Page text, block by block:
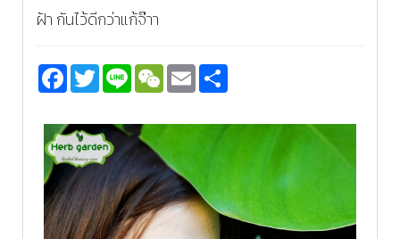
ฝ้า กันไว้ดีกว่าแก้จ๊าา
Facebook
TwitterLine WeChatEmail